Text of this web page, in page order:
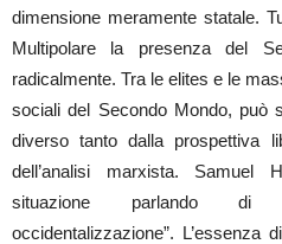
dimensione meramente statale.
Multipolare la presenza del
radicalmente. Tra le elites e le
sociali del Secondo Mondo, può
diverso tanto dalla prospettiva
dell’analisi marxista.
situazione parlando di
occidentalizzazione”. L’essenza